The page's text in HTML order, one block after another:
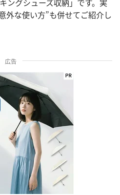
ングシューズ収納」です。実
外な使い方”も併せてご紹介し
広告